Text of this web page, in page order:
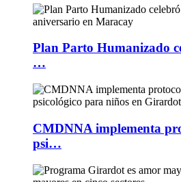
Plan Parto Humanizado
…
CMDNNA implementa
psi…